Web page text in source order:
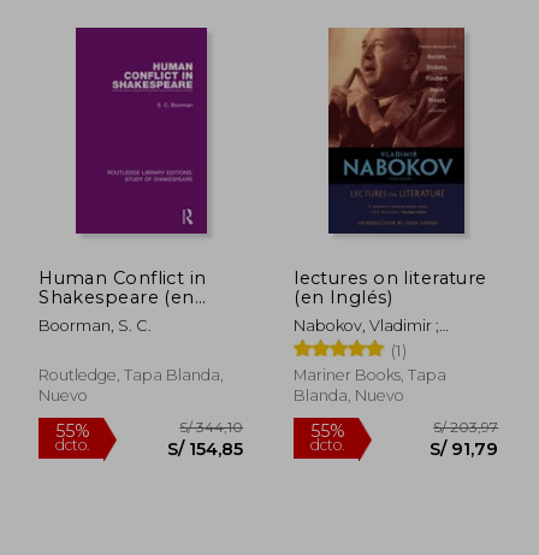
55%
dcto.
Human Conflict in
Shakespeare (en
Inglés)
Boorman, S. C.
Routledge, Tapa Blanda,
Nuevo
lectures on literature
(en Inglés)
Nabokov, Vladimir ;
Bowers, Fredson ; Updike,
John
(1)
Mariner Books, Tapa
Blanda, Nuevo